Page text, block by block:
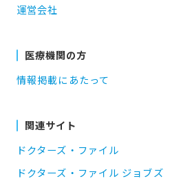
運営会社
医療機関の方
情報掲載にあたって
関連サイト
ドクターズ・ファイル
ドクターズ・ファイル ジョブズ